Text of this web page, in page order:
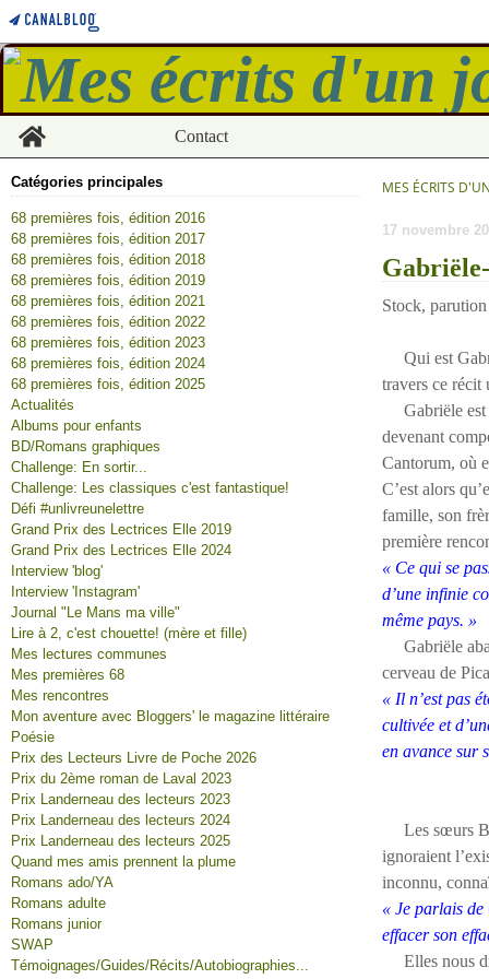
Home
Contact
Catégories principales
68 premières fois, édition 2016
68 premières fois, édition 2017
68 premières fois, édition 2018
68 premières fois, édition 2019
68 premières fois, édition 2021
68 premières fois, édition 2022
68 premières fois, édition 2023
68 premières fois, édition 2024
68 premières fois, édition 2025
Actualités
Albums pour enfants
BD/Romans graphiques
Challenge: En sortir...
Challenge: Les classiques c'est fantastique!
Défi #unlivreunelettre
Grand Prix des Lectrices Elle 2019
Grand Prix des Lectrices Elle 2024
Interview 'blog'
Interview 'Instagram'
Journal "Le Mans ma ville"
Lire à 2, c'est chouette! (mère et fille)
Mes lectures communes
Mes premières 68
Mes rencontres
Mon aventure avec Bloggers' le magazine littéraire
Poésie
Prix des Lecteurs Livre de Poche 2026
Prix du 2ème roman de Laval 2023
Prix Landerneau des lecteurs 2023
Prix Landerneau des lecteurs 2024
Prix Landerneau des lecteurs 2025
Quand mes amis prennent la plume
Romans ado/YA
Romans adulte
Romans junior
SWAP
Témoignages/Guides/Récits/Autobiographies...
MES ÉCRITS
17 novembre
Stock,
Qui est
travers ce récit
Gabriële est
devenant
Cantorum, où
C’est alors
famille, son
première
« Ce qui se
d’une infinie
même pays. »
Gabriële
cerveau de
« Il n’est pas
cultivée et
en avance sur
Les sœurs
ignoraient
inconnu,
« Je parlais
effacer son
Elles nous